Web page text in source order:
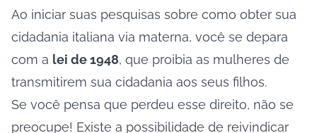
Ao iniciar suas pesquisas sobre como obter sua
cidadania italiana via materna, você se depara
com a lei de 1948, que proibia as mulheres de
transmitirem sua cidadania aos seus filhos.
Se você pensa que perdeu esse direito, não se
preocupe! Existe a possibilidade de reivindicar